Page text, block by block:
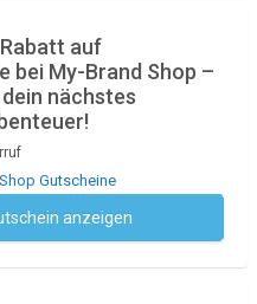
Rabatt auf
bei My-Brand Shop –
nächstes
Gutscheine
anzeigen